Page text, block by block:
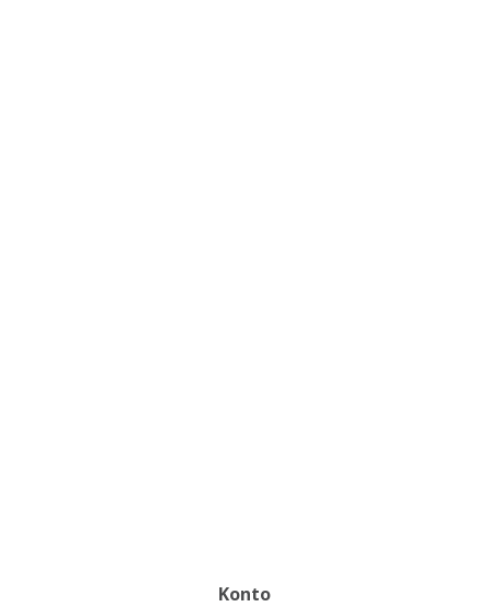
Konto